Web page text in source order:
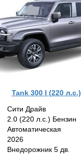
Tank 300 I (220 л.с.)
Сити Драйв
2.0 (220 л.с.) Бензин
Автоматическая
2026
Внедорожник 5 дв.